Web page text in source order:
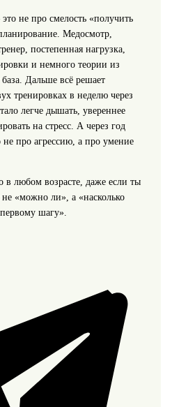
не про смелость «получить
Медосмотр,
постепенная нагрузка,
и немного теории из
Дальше всё решает
тренировках в неделю через
легче дышать, увереннее
на стресс. А через год
про агрессию, а про умение
в любом возрасте, даже если ты
«можно ли», а «насколько
шагу».